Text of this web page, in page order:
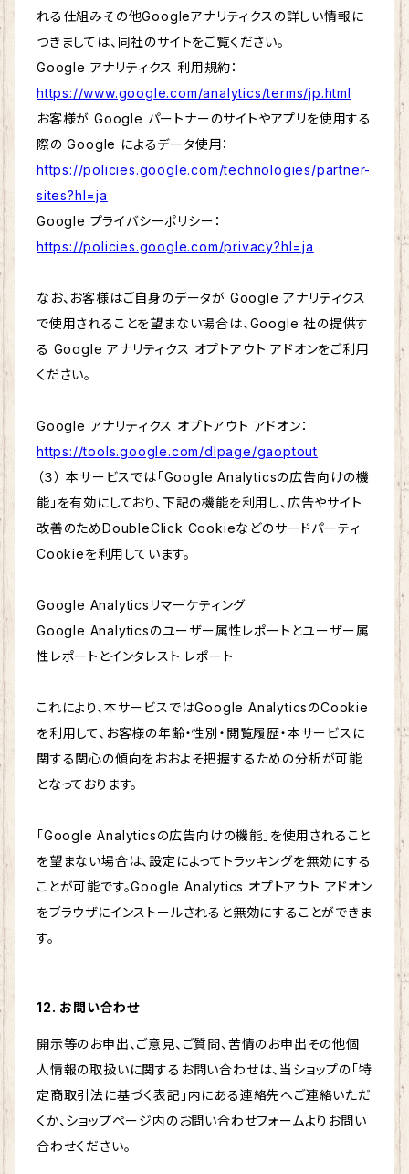
れる仕組みその他Googleアナリティクスの詳しい情報に
つきましては、同社のサイトをご覧ください。
Google アナリティクス 利用規約：
https://www.google.com/analytics/terms/jp.html
お客様が Google パートナーのサイトやアプリを使用する
際の Google によるデータ使用：
https://policies.google.com/technologies/partner-
sites?hl=ja
Google プライバシーポリシー：
https://policies.google.com/privacy?hl=ja
なお、お客様はご自身のデータが Google アナリティクス
で使用されることを望まない場合は、Google 社の提供す
る Google アナリティクス オプトアウト アドオンをご利用
ください。
Google アナリティクス オプトアウト アドオン：
https://tools.google.com/dlpage/gaoptout
（３） 本サービスでは「Google Analyticsの広告向けの機
能」を有効にしており、下記の機能を利用し、広告やサイト
改善のためDoubleClick Cookieなどのサードパーティ
Cookieを利用しています。
Google Analyticsリマーケティング
Google Analyticsのユーザー属性レポートとユーザー属
性レポートとインタレスト レポート
これにより、本サービスではGoogle AnalyticsのCookie
を利用して、お客様の年齢・性別・閲覧履歴・本サービスに
関する関心の傾向をおおよそ把握するための分析が可能
となっております。
「Google Analyticsの広告向けの機能」を使用されること
を望まない場合は、設定によってトラッキングを無効にする
ことが可能です。Google Analytics オプトアウト アドオン
をブラウザにインストールされると無効にすることができま
す。
12. お問い合わせ
開示等のお申出、ご意見、ご質問、苦情のお申出その他個
人情報の取扱いに関するお問い合わせは、当ショップの「特
定商取引法に基づく表記」内にある連絡先へご連絡いただ
くか、ショップページ内のお問い合わせフォームよりお問い
合わせください。